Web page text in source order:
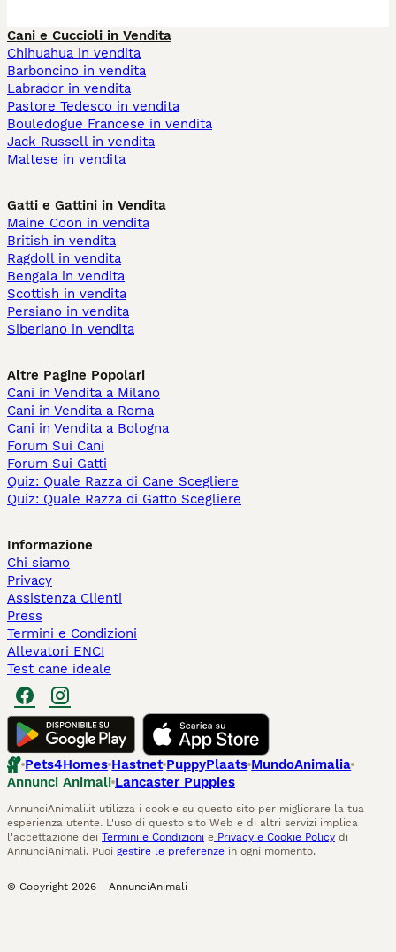
Cani e Cuccioli in Vendita
Chihuahua in vendita
Barboncino in vendita
Labrador in vendita
Pastore Tedesco in vendita
Bouledogue Francese in vendita
Jack Russell in vendita
Maltese in vendita
Gatti e Gattini in Vendita
Maine Coon in vendita
British in vendita
Ragdoll in vendita
Bengala in vendita
Scottish in vendita
Persiano in vendita
Siberiano in vendita
Altre Pagine Popolari
Cani in Vendita a Milano
Cani in Vendita a Roma
Cani in Vendita a Bologna
Forum Sui Cani
Forum Sui Gatti
Quiz: Quale Razza di Cane Scegliere
Quiz: Quale Razza di Gatto Scegliere
Informazione
Chi siamo
Privacy
Assistenza Clienti
Press
Termini e Condizioni
Allevatori ENCI
Test cane ideale
Pets4Homes Hastnet PuppyPlaats MundoAnimalia
Annunci Animali Lancaster Puppies
AnnunciAnimali.it utilizza i cookie su questo sito per migliorare la tua
esperienza utente. L'uso di questo sito Web e di altri servizi implica
l'accettazione dei Termini e Condizioni e Privacy e Cookie Policy di
AnnunciAnimali. Puoi gestire le preferenze in ogni momento.
© Copyright 2026 - AnnunciAnimali